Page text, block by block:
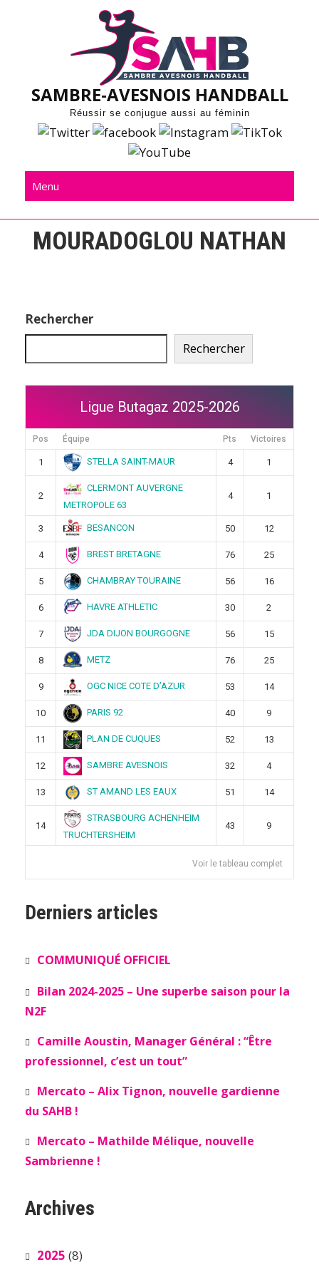
SAMBRE-AVESNOIS HANDBALL
Réussir se conjugue aussi au féminin
Menu
MOURADOGLOU NATHAN
Rechercher
Rechercher
Ligue Butagaz 2025-2026
Pos Équipe Pts Victoires
1 STELLA SAINT-MAUR 4 1
2
CLERMONT AUVERGNE
METROPOLE 63
4 1
3 BESANCON 50 12
4 BREST BRETAGNE 76 25
5 CHAMBRAY TOURAINE 56 16
6 HAVRE ATHLETIC 30 2
7 JDA DIJON BOURGOGNE 56 15
8 METZ 76 25
9 OGC NICE COTE D’AZUR 53 14
10 PARIS 92 40 9
11 PLAN DE CUQUES 52 13
12 SAMBRE AVESNOIS 32 4
13 ST AMAND LES EAUX 51 14
14
STRASBOURG ACHENHEIM
TRUCHTERSHEIM
43 9
Voir le tableau complet
Derniers articles
COMMUNIQUÉ OFFICIEL
Bilan 2024-2025 – Une superbe saison pour la
N2F
Camille Aoustin, Manager Général : “Être
professionnel, c’est un tout”
Mercato – Alix Tignon, nouvelle gardienne
du SAHB !
Mercato – Mathilde Mélique, nouvelle
Sambrienne !
Archives
2025 (8)